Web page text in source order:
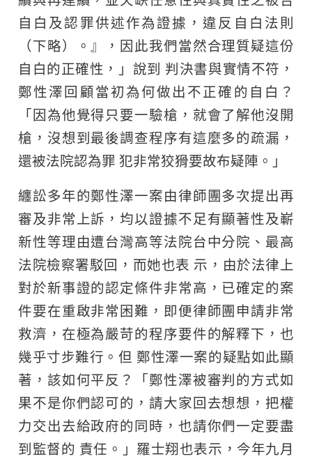
自白及認罪供述作為證據，違反自白法則
（下略）。』，因此我們當然合理質疑這份
自白的正確性，」說到 判決書與實情不符，
鄭性澤回顧當初為何做出不正確的自白？
「因為他覺得只要一驗槍，就會了解他沒開
槍，沒想到最後調查程序有這麼多的疏漏，
還被法院認為罪 犯非常狡猾要故布疑陣。」
纏訟多年的鄭性澤一案由律師團多次提出再
審及非常上訴，均以證據不足有顯著性及嶄
新性等理由遭台灣高等法院台中分院、最高
法院檢察署駁回，而她也表 示，由於法律上
對於新事證的認定條件非常高，已確定的案
件要在重啟非常困難，即便律師團申請非常
救濟，在極為嚴苛的程序要件的解釋下，也
幾乎寸步難行。但 鄭性澤一案的疑點如此顯
著，該如何平反？「鄭性澤被審判的方式如
果不是你們認可的，請大家回去想想，把權
力交出去給政府的同時，也請你們一定要盡
到監督的 責任。」羅士翔也表示，今年九月